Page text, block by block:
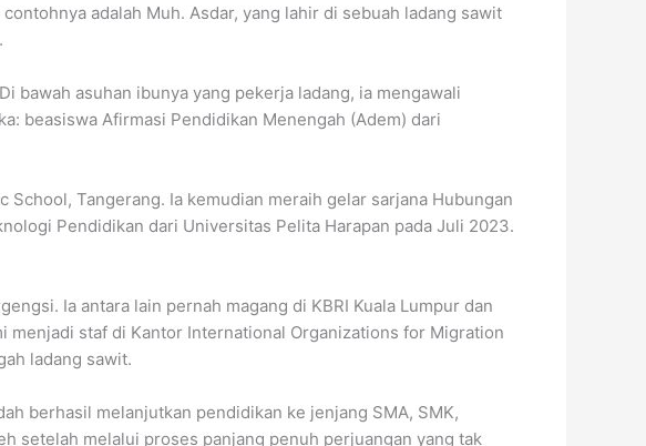
adalah Muh. Asdar, yang lahir di sebuah ladang sawit
bawah asuhan ibunya yang pekerja ladang, ia mengawali
beasiswa Afirmasi Pendidikan Menengah (Adem) dari
Tangerang. Ia kemudian meraih gelar sarjana Hubungan
Pendidikan dari Universitas Pelita Harapan pada Juli 2023.
Ia antara lain pernah magang di KBRI Kuala Lumpur dan
menjadi staf di Kantor International Organizations for Migration
ladang sawit.
berhasil melanjutkan pendidikan ke jenjang SMA, SMK,
setelah melalui proses panjang penuh perjuangan yang tak